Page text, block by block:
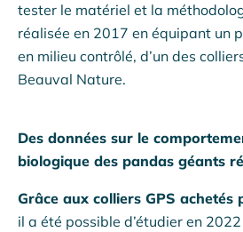
tester le matériel et la
réalisée en 2017 en équipant un
en milieu contrôlé, d’un des
Beauval Nature.
Des données sur le
biologique des pandas géants
Grâce aux colliers GPS achetés
il a été possible d’étudier en